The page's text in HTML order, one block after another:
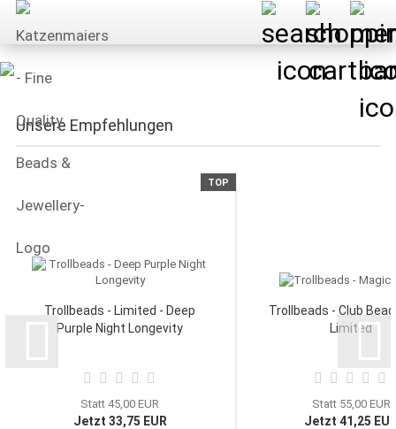
Unsere Empfehlungen
TOP
Trollbeads - Limited - Deep
Purple Night Longevity
Statt 45,00 EUR
Jetzt 33,75 EUR
Trollbeads - Club
Limited
Statt 55,00 EUR
Jetzt 41,25